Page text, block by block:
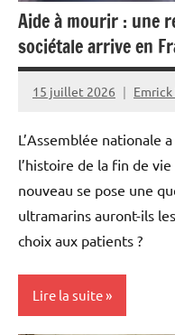
Politique
Société
Aide à mourir : une
sociétale arrive en
15 juillet 2026
L’Assemblée nationale
l’histoire de la fin de
nouveau se pose une
ultramarins auront-ils
choix aux patients ?
Lire la suite